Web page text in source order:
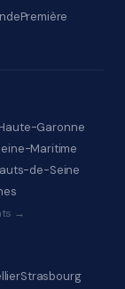
Première
Garonne
Maritime
de-Seine
→
Strasbourg